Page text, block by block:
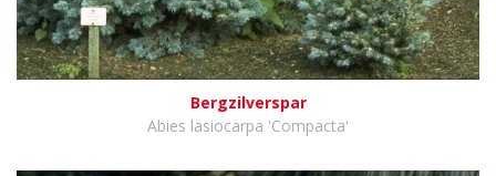
Bergzilverspar
Abies lasiocarpa 'Compacta'